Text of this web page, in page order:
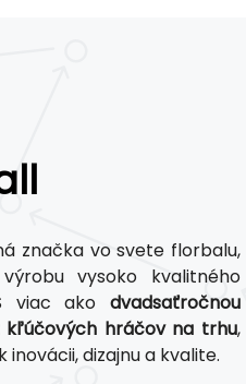
značka vo svete florbalu,
vysoko kvalitného
viac ako dvadsaťročnou
kľúčových hráčov na trhu,
dizajnu a kvalite.